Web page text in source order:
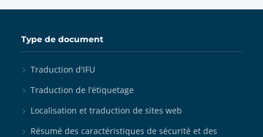
Type de document
Traduction d'IFU
Traduction de l’étiquetage
Localisation et traduction de sites web
Résumé des caractéristiques de sécurité et des